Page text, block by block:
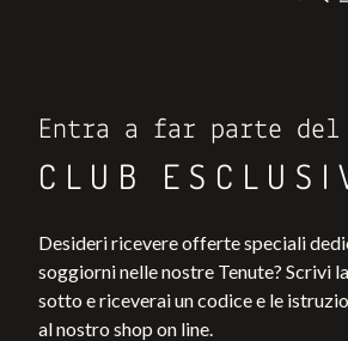
Entra a far parte del
CLUB
Desideri ricevere offerte speciali
soggiorni nelle nostre Tenute? Scrivi
sotto e riceverai un codice e le
al nostro shop on line.